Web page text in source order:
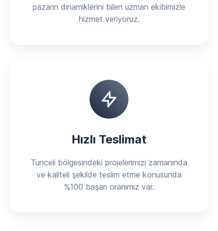
pazarın dinamiklerini bilen uzman ekibimizle
hizmet veriyoruz.
Hızlı Teslimat
Tunceli bölgesindeki projelerimizi zamanında
ve kaliteli şekilde teslim etme konusunda
%100 başarı oranımız var.